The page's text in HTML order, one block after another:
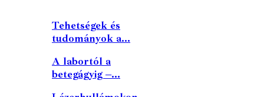
Tehetségek és
tudományok a...
A labortól a
betegágyig –...